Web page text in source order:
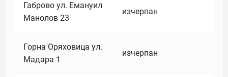
Габрово ул. Емануил
Манолов 23
изчерпан
Горна Оряховица ул.
Мадара 1
изчерпан